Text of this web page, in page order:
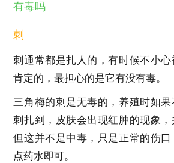
有毒吗
刺
刺通常都是扎人的，有时候不小
肯定的，最担心的是它有没有毒。
三角梅的刺是无毒的，养殖时如
刺扎到，皮肤会出现红肿的现象，
但这并不是中毒，只是正常的伤
点药水即可。